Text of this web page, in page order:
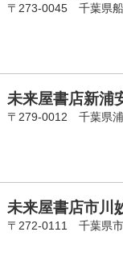
〒273-0045 千葉県
未来屋書店新浦
〒279-0012 千葉県
未来屋書店市川
〒272-0111 千葉県市